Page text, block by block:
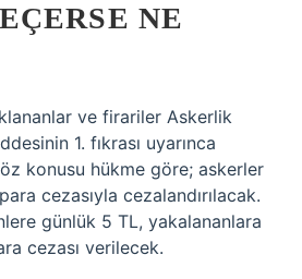
NE
ve firariler Askerlik
1. fıkrası uyarınca
konusu hükme göre; askerler
cezasıyla cezalandırılacak.
günlük 5 TL, yakalananlara
cezası verilecek.